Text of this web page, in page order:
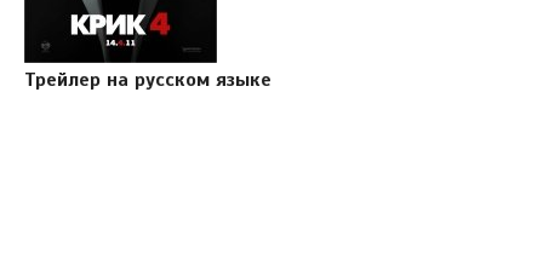
Трейлер на русском языке